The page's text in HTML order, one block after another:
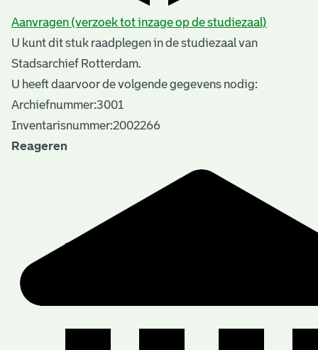
Aanvragen (verzoek tot inzage op de studiezaal)
U kunt dit stuk raadplegen in de studiezaal van
Stadsarchief Rotterdam.
U heeft daarvoor de volgende gegevens nodig:
Archiefnummer:3001
Inventarisnummer:2002266
Reageren